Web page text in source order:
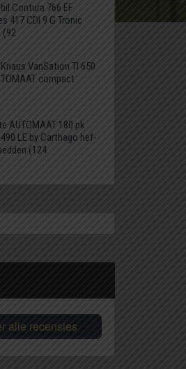
Contura 766 EF
417 CDI 9 G Tronic
(92
VanSation TI 650
compact
AUTOMAAT 180 pk
LE by Carthago hef-
(124
alle recensies